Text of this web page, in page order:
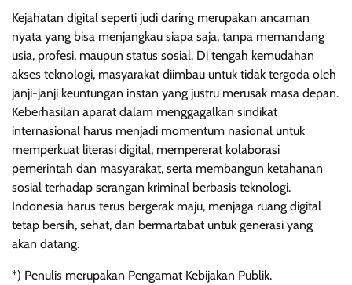
Kejahatan digital seperti judi daring merupakan ancaman
nyata yang bisa menjangkau siapa saja, tanpa memandang
usia, profesi, maupun status sosial. Di tengah kemudahan
akses teknologi, masyarakat diimbau untuk tidak tergoda oleh
janji-janji keuntungan instan yang justru merusak masa depan.
Keberhasilan aparat dalam menggagalkan sindikat
internasional harus menjadi momentum nasional untuk
memperkuat literasi digital, mempererat kolaborasi
pemerintah dan masyarakat, serta membangun ketahanan
sosial terhadap serangan kriminal berbasis teknologi.
Indonesia harus terus bergerak maju, menjaga ruang digital
tetap bersih, sehat, dan bermartabat untuk generasi yang
akan datang.
*) Penulis merupakan Pengamat Kebijakan Publik.